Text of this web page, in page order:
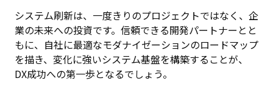
システム刷新は、一度きりのプロジェクトではなく、企
業の未来への投資です。信頼できる開発パートナーとと
もに、自社に最適なモダナイゼーションのロードマップ
を描き、変化に強いシステム基盤を構築することが、
DX成功への第一歩となるでしょう。